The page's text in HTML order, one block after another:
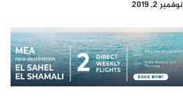
نوفمبر 2, 2019